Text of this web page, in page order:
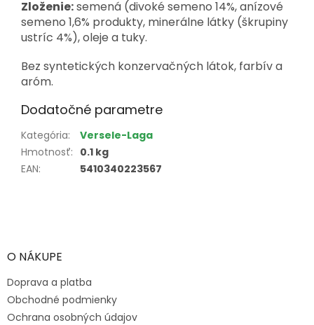
Zloženie:semená (divoké semeno 14%, anízové
semeno 1,6% produkty, minerálne látky (škrupiny
ustríc 4%), oleje a tuky.
Bez syntetických konzervačných látok, farbív a
aróm.
Dodatočné parametre
Kategória:
Versele-Laga
Hmotnosť: 0.1 kg
EAN: 5410340223567
ä
e
O NÁKUPE
Doprava a platba
Obchodné podmienky
Ochrana osobných údajov